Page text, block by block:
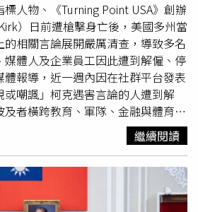
人物、《Turning Point USA》創辦
）日前遭槍擊身亡後，美國多州當
相關言論展開嚴厲清查，導致多名
體人及企業員工因此遭到解僱、停
報導，近一週內因在社群平台發表
嘲諷」柯克遇害言論的人遭到解
者橫跨教育、軍隊、金融與體育產
、高中輔導員、特勤局特工、航空公
政治評論員馬修多德（Matthew
，將對外國人中「讚揚或合理化」
國防部長皮特赫格塞斯更下令徹查
的發言，已有數名軍人遭解除職
繼續閱讀